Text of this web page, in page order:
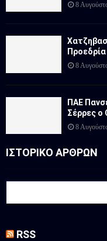
8
8
ΠΑΕ
Σέρρες ο
8
ΙΣΤΟΡΙΚΟ ΑΡΘΡΩΝ
RSS